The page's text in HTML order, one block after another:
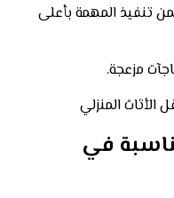
تنفيذ المهمة بأعلى
مزعجة.
في